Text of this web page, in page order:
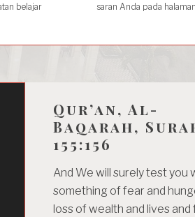
belajar
saran Anda pada
Qur’an, Al-
Baqarah,
155:156
And We will surely test you
something of fear and
loss of wealth and lives and